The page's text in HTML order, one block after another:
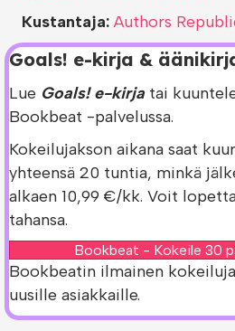
Goals! e-kirja &
Lue Goals! e-kirja tai
Bookbeat -palvelussa.
Kokeilujakson aikana saat
yhteensä 20 tuntia, minkä
alkaen 10,99 €/kk. Voit
tahansa.
Bookbeat - Kokeile 30
Bookbeatin ilmainen
uusille asiakkaille.
Kustantaja: Authors